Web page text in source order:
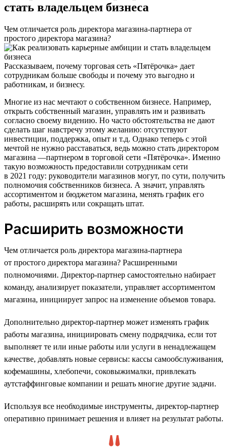
стать владельцем бизнеса
Чем отличается роль директора магазина-партнера от
простого директора магазина?
Рассказываем, почему торговая сеть «Пятёрочка» дает
сотрудникам больше свободы и почему это выгодно и
работникам, и бизнесу.
Многие из нас мечтают о собственном бизнесе. Например,
открыть собственный магазин, управлять им и развивать
согласно своему видению. Но часто обстоятельства не дают
сделать шаг навстречу этому желанию: отсутствуют
инвестиции, поддержка, опыт и т.д. Однако теперь с этой
мечтой не нужно расставаться, ведь можно стать директором
магазина —партнером в торговой сети «Пятёрочка». Именно
такую возможность предоставили сотрудникам сети
в 2021 году: руководители магазинов могут, по сути, получить
полномочия собственников бизнеса. А значит, управлять
ассортиментом и бюджетом магазина, менять график его
работы, расширять или сокращать штат.
Расширить возможности
Чем отличается роль директора магазина-партнера
от простого директора магазина? Расширенными
полномочиями. Директор-партнер самостоятельно набирает
команду, анализирует показатели, управляет ассортиментом
магазина, инициирует запрос на изменение объемов товара.
Дополнительно директор-партнер может изменять график
работы магазина, инициировать смену подрядчика, если тот
выполняет те или иные работы или услуги в ненадлежащем
качестве, добавлять новые сервисы: кассы самообслуживания,
кофемашины, хлебопечи, соковыжималки, привлекать
аутстаффинговые компании и решать многие другие задачи.
Используя все необходимые инструменты, директор-партнер
оперативно принимает решения и влияет на результат работы.